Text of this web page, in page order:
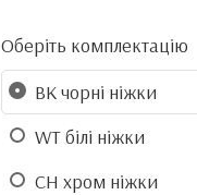
Оберіть комплектацію
BK чорні ніжки
WT білі ніжки
CH хром ніжки